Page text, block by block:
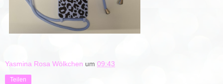
Yasmina Rosa Wölkchen um 09:43
Teilen